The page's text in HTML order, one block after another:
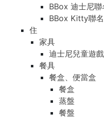
BBox 迪士尼聯
BBox Kitty聯
住
家具
迪士尼兒童遊
餐具
餐盒、便當盒
餐盒
蒸盤
餐盤